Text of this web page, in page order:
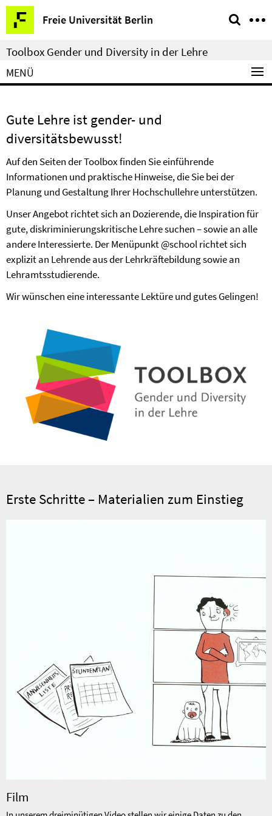
Springe
direkt
zu
Inhalt
Freie Universität Berlin
Service-
Navigation
Toolbox Gender und Diversity in der Lehre
MENÜ
Gute Lehre ist gender- und
diversitätsbewusst!
Auf den Seiten der Toolbox finden Sie einführende
Informationen und praktische Hinweise, die Sie bei der
Planung und Gestaltung Ihrer Hochschullehre unterstützen.
Unser Angebot richtet sich an Dozierende, die Inspiration für
gute, diskriminierungskritische Lehre suchen – sowie an alle
andere Interessierte. Der Menüpunkt @school richtet sich
explizit an Lehrende aus der Lehrkräftebildung sowie an
Lehramtsstudierende.
Wir wünschen eine interessante Lektüre und gutes Gelingen!
Erste Schritte – Materialien zum Einstieg
Film